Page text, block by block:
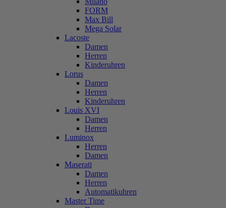
FORM
Max Bill
Mega Solar
Lacoste
Damen
Herren
Kinderuhren
Lorus
Damen
Herren
Kinderuhren
Louis XVI
Damen
Herren
Luminox
Herren
Damen
Maserati
Damen
Herren
Automatikuhren
Master Time